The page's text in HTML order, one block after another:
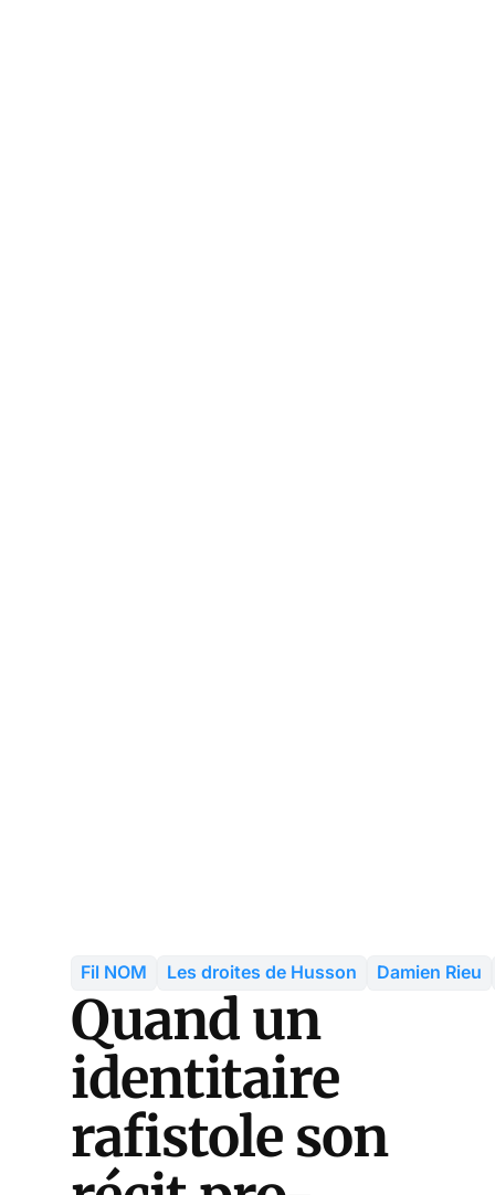
Fil NOM Les droites de Husson Damien Rieu
Quand un
identitaire
rafistole son